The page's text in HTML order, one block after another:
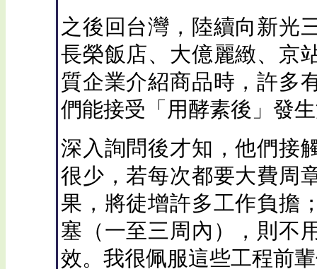
之後回台灣，陸續向新光
長榮飯店、大億麗緻、京
質企業介紹商品時，許多
們能接受「用酵素後」發
深入詢問後才知，他們接
很少，若每次都要大費周
果，將徒增許多工作負擔
塞（一至三周內），則不
效。我很佩服這些工程前